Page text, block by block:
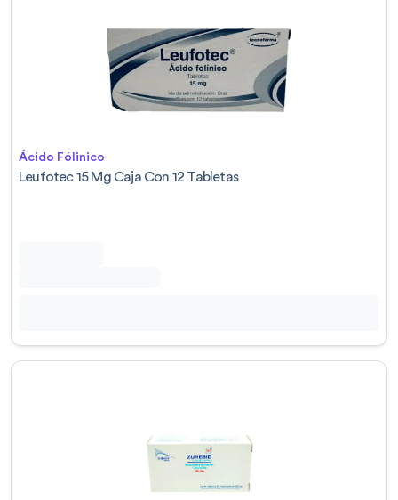
Ácido Fólinico
Leufotec 15 Mg Caja Con 12 Tabletas